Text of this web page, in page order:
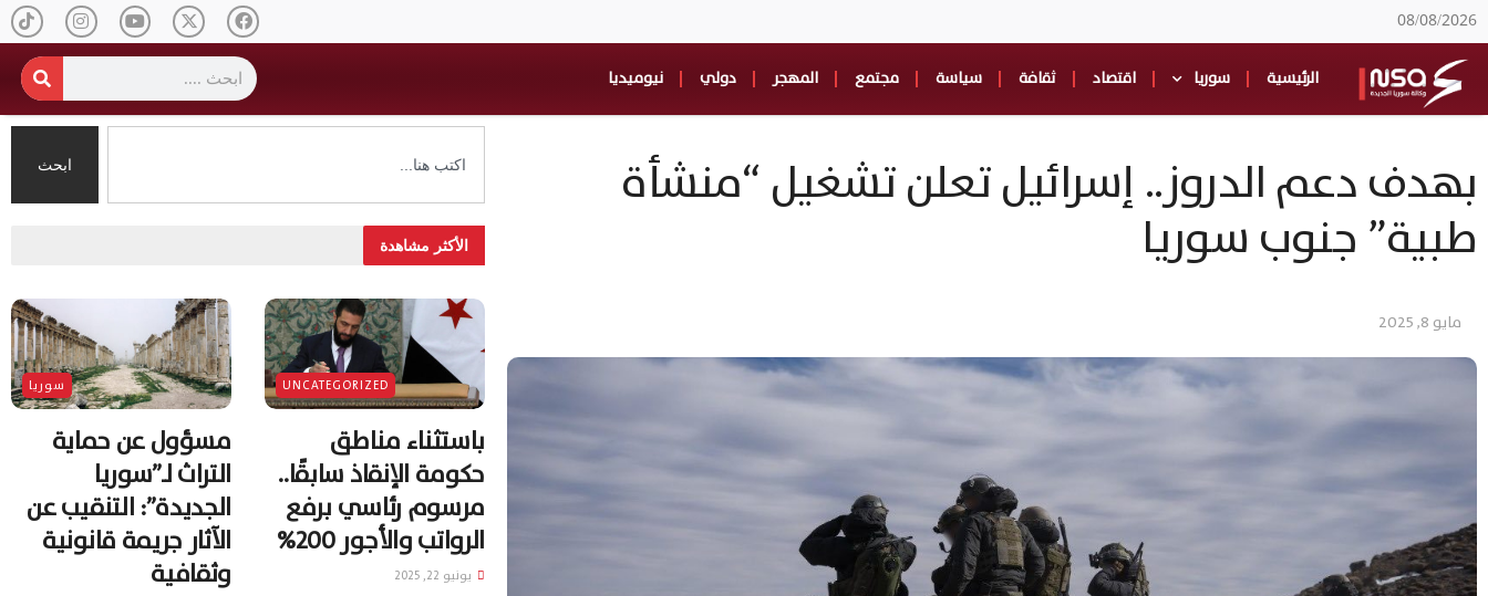
08/08/2026
الرئيسية سوريا اقتصاد ثقافة سياسة مجتمع المهجر دولي نيوميديا
بهدف دعم الدروز.. إسرائيل تعلن تشغيل “منشأة
طبية” جنوب سوريا
مايو 8, 2025
ابحث
الأكثر مشاهدة
UNCATEGORIZED
باستثناء مناطق
حكومة الإنقاذ سابقًا..
مرسوم رئاسي برفع
الرواتب والأجور 200%
يونيو 22, 2025
سوريا
مسؤول عن حماية
التراث لـ”سوريا
الجديدة”: التنقيب عن
الآثار جريمة قانونية
وثقافية